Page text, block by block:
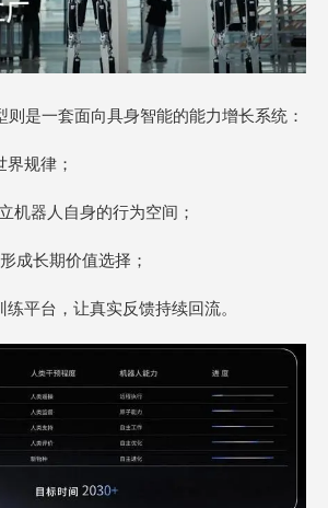
则是一套面向具身智能的能力增长系统：
规律；
机器人自身的行为空间；
成长期价值选择；
平台，让真实反馈持续回流。